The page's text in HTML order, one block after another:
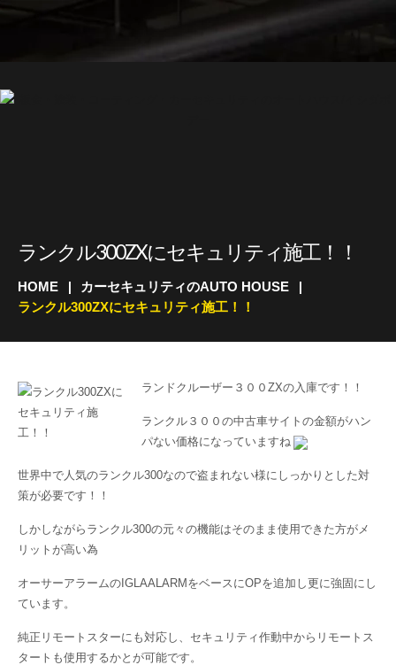
ランクル300ZXにセキュリティ施工！！
HOME
カーセキュリティのAUTO HOUSE
ランクル300ZXにセキュリティ施工！！
ランドクルーザー３００ZXの入庫です！！
ランクル３００の中古車サイトの金額がハン
パない価格になっていますね
世界中で人気のランクル300なので盗まれない様にしっかりとした対
策が必要です！！
しかしながらランクル300の元々の機能はそのまま使用できた方がメ
リットが高い為
オーサーアラームのIGLAALARMをベースにOPを追加し更に強固にし
ています。
純正リモートスターにも対応し、セキュリティ作動中からリモートス
タートも使用するかとが可能です。